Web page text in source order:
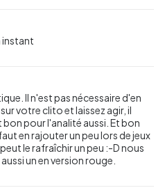
instant
Il n'est pas nécessaire d'en
votre clito et laissez agir, il
bon pour l'analité aussi. Et bon
en rajouter un peu lors de jeux
le rafraîchir un peu :-D nous
un en version rouge.